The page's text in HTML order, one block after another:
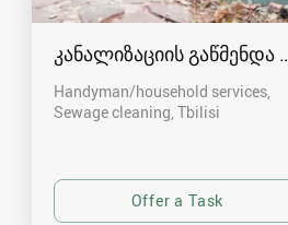
კანალიზაციის გაწმენდა
Handyman/household services,
Sewage cleaning Tbilisi